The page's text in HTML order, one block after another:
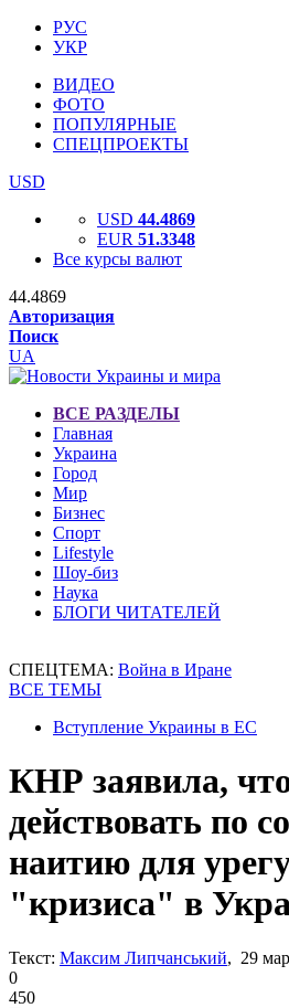
РУС
УКР
ВИДЕО
ФОТО
ПОПУЛЯРНЫЕ
СПЕЦПРОЕКТЫ
USD
USD 44.4869
EUR 51.3348
Все курсы валют
44.4869
Авторизация
Поиск
UA
ВСЕ РАЗДЕЛЫ
Главная
Украина
Город
Мир
Бизнес
Спорт
Lifestyle
Шоу-биз
Наука
БЛОГИ ЧИТАТЕЛЕЙ
СПЕЦТЕМА: Война в Иране
ВСЕ ТЕМЫ
Вступление Украины в ЕС
КНР заявила,
действовать по
наитию для
"кризиса" в
Текст: Максим Липчанський, 29
0
450